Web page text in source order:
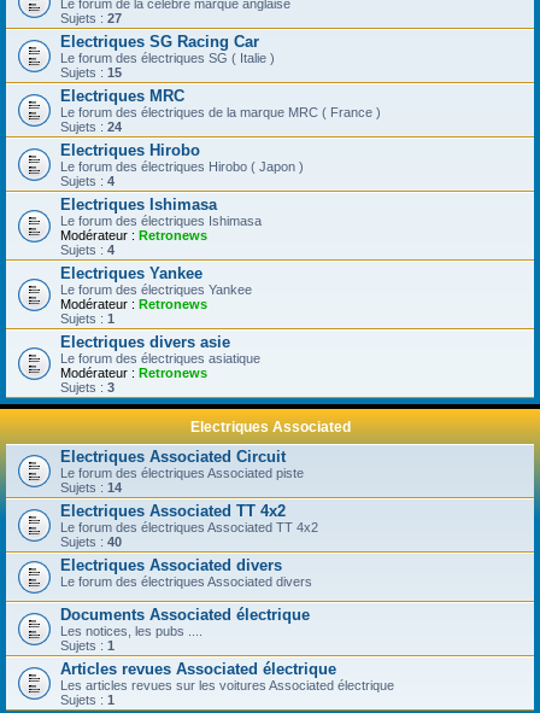
Le forum de la celèbre marque anglaise
Sujets : 27
Electriques SG Racing Car
Le forum des électriques SG ( Italie )
Sujets : 15
Electriques MRC
Le forum des électriques de la marque MRC ( France )
Sujets : 24
Electriques Hirobo
Le forum des électriques Hirobo ( Japon )
Sujets : 4
Electriques Ishimasa
Le forum des électriques Ishimasa
Modérateur : Retronews
Sujets : 4
Electriques Yankee
Le forum des électriques Yankee
Modérateur : Retronews
Sujets : 1
Electriques divers asie
Le forum des électriques asiatique
Modérateur : Retronews
Sujets : 3
Electriques Associated
Electriques Associated Circuit
Le forum des électriques Associated piste
Sujets : 14
Electriques Associated TT 4x2
Le forum des électriques Associated TT 4x2
Sujets : 40
Electriques Associated divers
Le forum des électriques Associated divers
Documents Associated électrique
Les notices, les pubs ....
Sujets : 1
Articles revues Associated électrique
Les articles revues sur les voitures Associated électrique
Sujets : 1